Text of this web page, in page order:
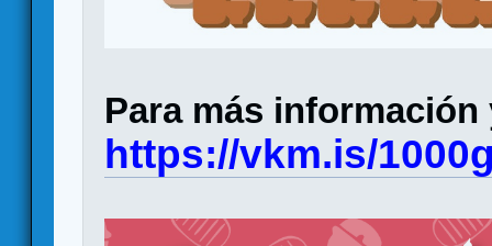
Para más
https://vkm.is/